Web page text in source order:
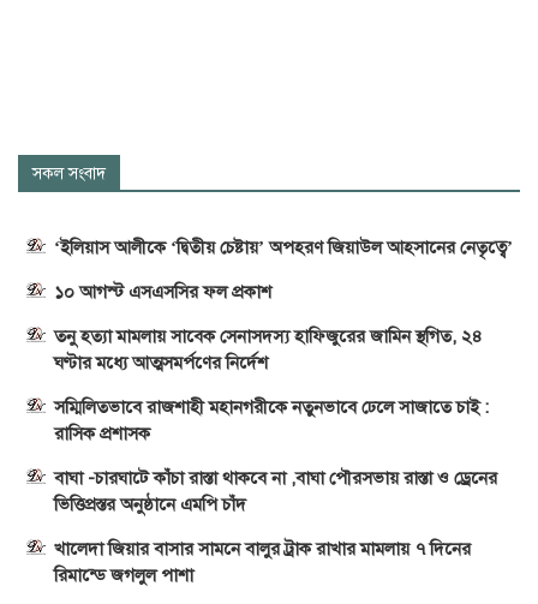
সকল সংবাদ
‘ইলিয়াস আলীকে ‘দ্বিতীয় চেষ্টায়’ অপহরণ জিয়াউল আহসানের নেতৃত্বে’
১০ আগস্ট এসএসসির ফল প্রকাশ
তনু হত্যা মামলায় সাবেক সেনাসদস্য হাফিজুরের জামিন স্থগিত, ২৪
ঘণ্টার মধ্যে আত্মসমর্পণের নির্দেশ
সম্মিলিতভাবে রাজশাহী মহানগরীকে নতুনভাবে ঢেলে সাজাতে চাই :
রাসিক প্রশাসক
বাঘা -চারঘাটে কাঁচা রাস্তা থাকবে না ,বাঘা পৌরসভায় রাস্তা ও ড্রেনের
ভিত্তিপ্রস্তর অনুষ্ঠানে এমপি চাঁদ
খালেদা জিয়ার বাসার সামনে বালুর ট্রাক রাখার মামলায় ৭ দিনের
রিমান্ডে জগলুল পাশা